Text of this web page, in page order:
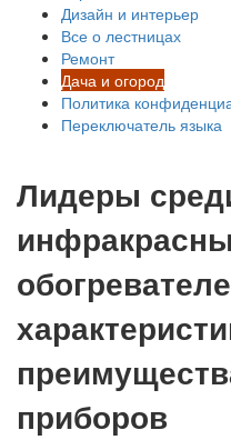
Дизайн и интерьер
Все о лестницах
Ремонт
Дача и огород
Политика
Переключатель языка
Лидеры
приборов